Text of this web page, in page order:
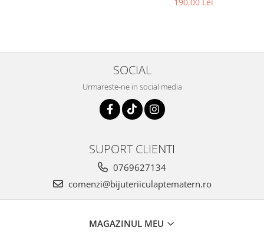
SOCIAL
Urmareste-ne in social media
SUPORT CLIENTI
0769627134
comenzi@bijuteriiculaptematern.ro
MAGAZINUL MEU